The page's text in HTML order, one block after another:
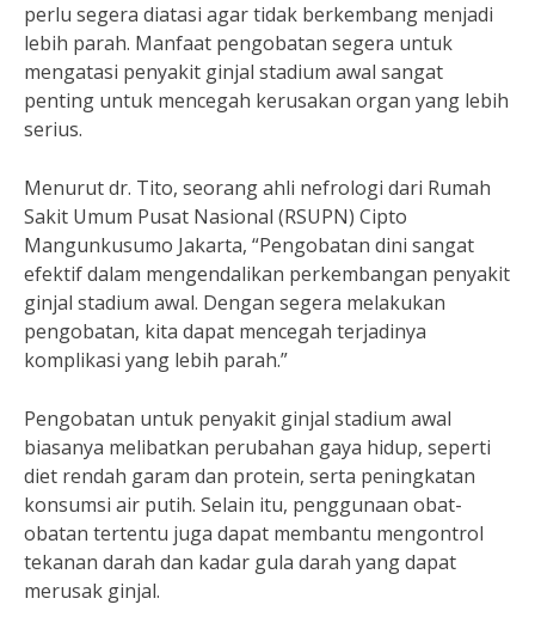
perlu segera diatasi agar tidak berkembang menjadi
lebih parah. Manfaat pengobatan segera untuk
mengatasi penyakit ginjal stadium awal sangat
penting untuk mencegah kerusakan organ yang lebih
serius.
Menurut dr. Tito, seorang ahli nefrologi dari Rumah
Sakit Umum Pusat Nasional (RSUPN) Cipto
Mangunkusumo Jakarta, “Pengobatan dini sangat
efektif dalam mengendalikan perkembangan penyakit
ginjal stadium awal. Dengan segera melakukan
pengobatan, kita dapat mencegah terjadinya
komplikasi yang lebih parah.”
Pengobatan untuk penyakit ginjal stadium awal
biasanya melibatkan perubahan gaya hidup, seperti
diet rendah garam dan protein, serta peningkatan
konsumsi air putih. Selain itu, penggunaan obat-
obatan tertentu juga dapat membantu mengontrol
tekanan darah dan kadar gula darah yang dapat
merusak ginjal.